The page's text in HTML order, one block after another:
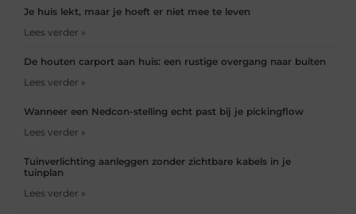
Je huis lekt, maar je hoeft er niet mee te leven
Lees verder »
De houten carport aan huis: een rustige overgang naar buiten
Lees verder »
Wanneer een Nedcon-stelling echt past bij je pickingflow
Lees verder »
Tuinverlichting aanleggen zonder zichtbare kabels in je
tuinplan
Lees verder »